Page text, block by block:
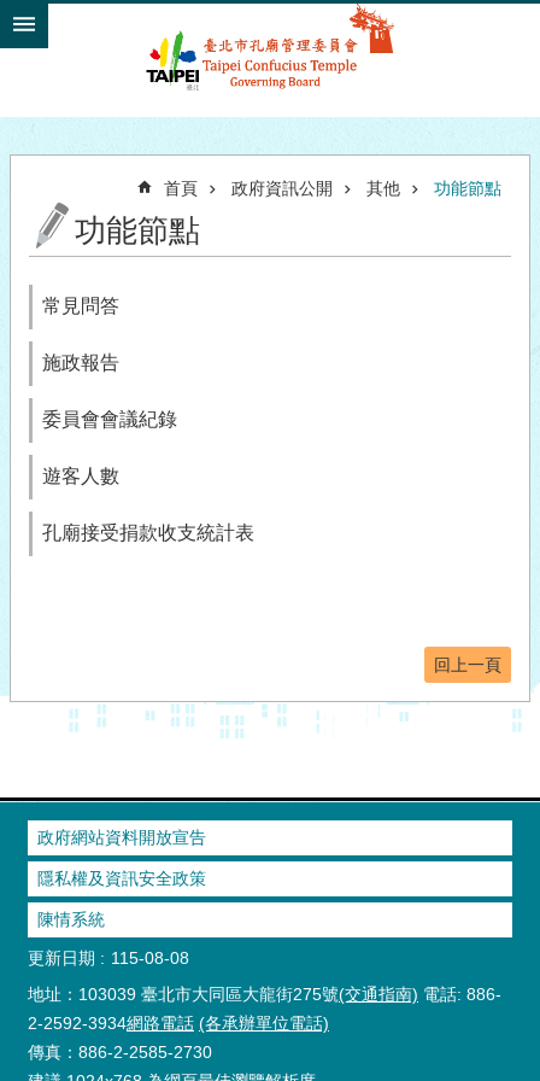
跳到主要內容區塊
首頁 政府資訊公開 其他 功能節點
功能節點
常見問答
施政報告
委員會會議紀錄
遊客人數
孔廟接受捐款收支統計表
回上一頁
政府網站資料開放宣告
隱私權及資訊安全政策
陳情系統
更新日期
115-08-08
地址：103039 臺北市大同區大龍街275號(交通指南) 電話: 886-
2-2592-3934網路電話 (各承辦單位電話)
傳真：886-2-2585-2730